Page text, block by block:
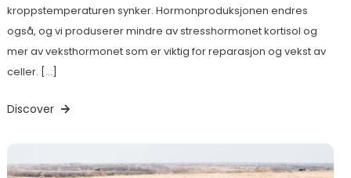
kroppstemperaturen synker. Hormonproduksjonen endres
også, og vi produserer mindre av stresshormonet kortisol og
mer av veksthormonet som er viktig for reparasjon og vekst av
celler. […]
Discover